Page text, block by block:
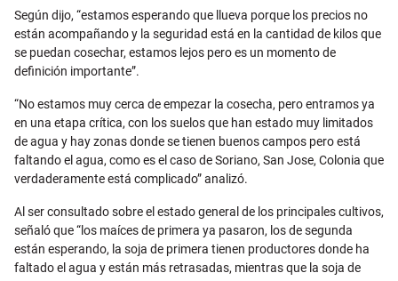
Según dijo, “estamos esperando que llueva porque los precios no
están acompañando y la seguridad está en la cantidad de kilos que
se puedan cosechar, estamos lejos pero es un momento de
definición importante”.
“No estamos muy cerca de empezar la cosecha, pero entramos ya
en una etapa crítica, con los suelos que han estado muy limitados
de agua y hay zonas donde se tienen buenos campos pero está
faltando el agua, como es el caso de Soriano, San Jose, Colonia que
verdaderamente está complicado” analizó.
Al ser consultado sobre el estado general de los principales cultivos,
señaló que “los maíces de primera ya pasaron, los de segunda
están esperando, la soja de primera tienen productores donde ha
faltado el agua y están más retrasadas, mientras que la soja de